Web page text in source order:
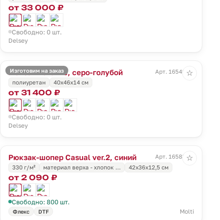
от 33 000 ₽
Свободно: 0 шт.
Delsey
Изготовим на заказ
Рюкзак Turenne, серо-голубой
Арт. 16549.14
полиуретан
40x46x14 см
от 31 400 ₽
Свободно: 0 шт.
Delsey
☆
Рюкзак-шопер Casual ver.2, синий
Арт. 16583.44
330 г/м²
материал верха - хлопок … 42x36x12,5 см
от 2 090 ₽
Свободно: 800 шт.
Флекс DTF Molti
☆